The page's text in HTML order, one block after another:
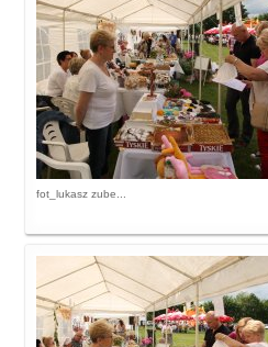
fot_lukasz zube...